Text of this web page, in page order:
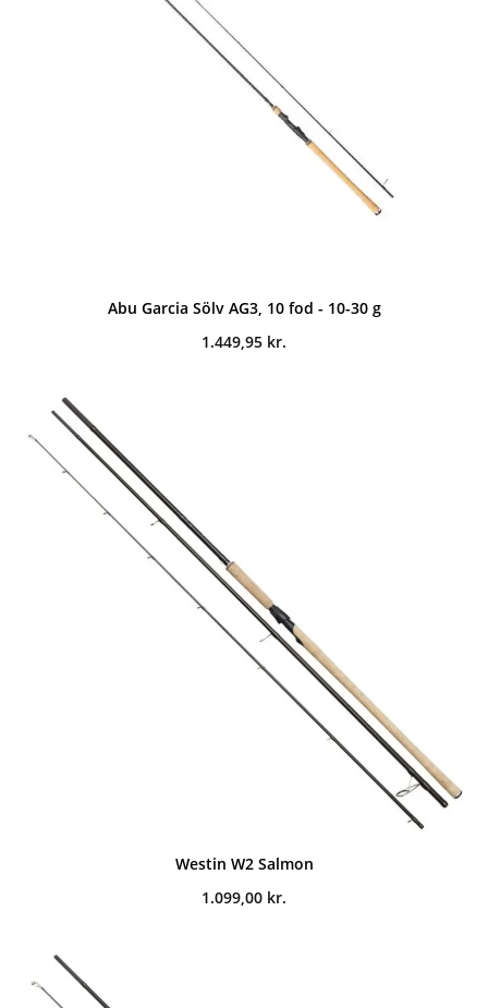
Abu Garcia Sölv AG3, 10 fod - 10-30 g
1.449,95 kr.
Westin W2 Salmon
1.099,00 kr.